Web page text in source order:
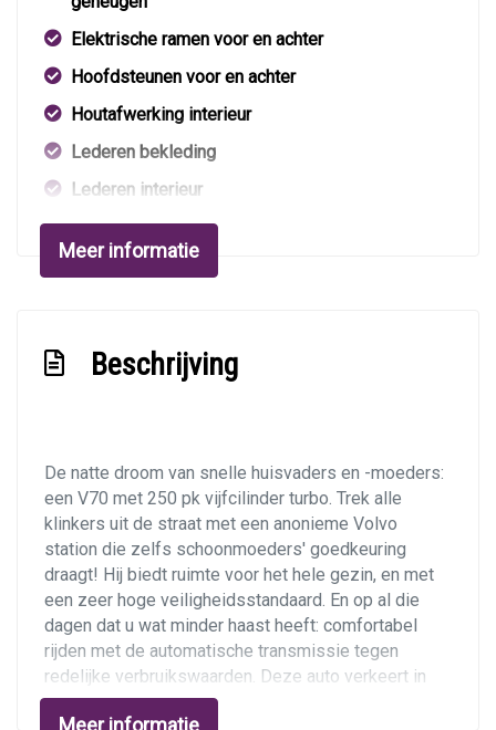
Elektrische ramen voor en achter
Hoofdsteunen voor en achter
Houtafwerking interieur
Lederen bekleding
Lederen interieur
Lederen versnellingspook
Lederen/stof bekleding
Sportstoelen
Stuur verstelbaar
Stuurbekrachtiging
Voorstoelen in hoogte verstelbaar
Voorstoelen verwarmd
Exterieur
Buitenspiegels elektr. met geheugen
Meer informatie
Beschrijving
De natte droom van snelle huisvaders en -moeders:
een V70 met 250 pk vijfcilinder turbo. Trek alle
klinkers uit de straat met een anonieme Volvo
station die zelfs schoonmoeders' goedkeuring
draagt! Hij biedt ruimte voor het hele gezin, en met
een zeer hoge veiligheidsstandaard. En op al die
dagen dat u wat minder haast heeft: comfortabel
rijden met de automatische transmissie tegen
redelijke verbruikswaarden. Deze auto verkeert in
goede, onderhouden staat. Comfort Line-uitrusting
Meer informatie